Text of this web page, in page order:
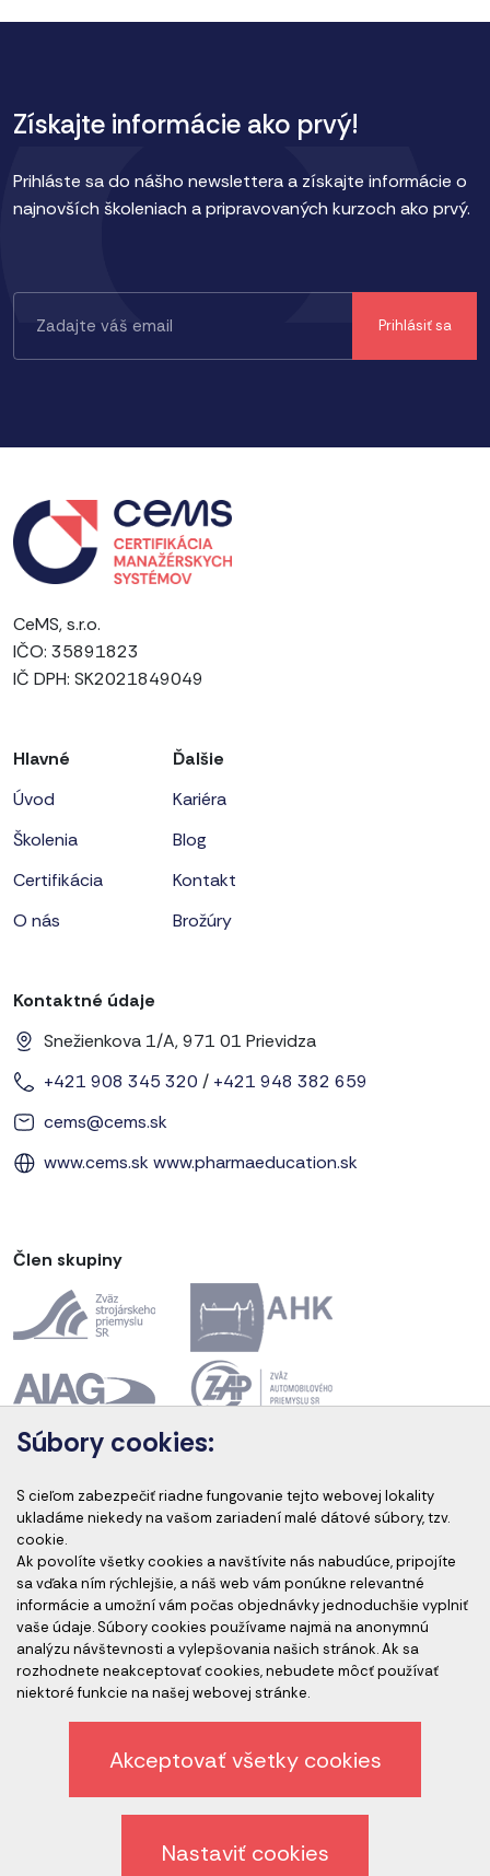
Získajte informácie ako prvý!
Prihláste sa do nášho newslettera a získajte informácie o
najnovších školeniach a pripravovaných kurzoch ako prvý.
CeMS, s.r.o.
IČO: 35891823
IČ DPH: SK2021849049
Hlavné
Úvod
Školenia
Certifikácia
O nás
Ďalšie
Kariéra
Blog
Kontakt
Brožúry
Kontaktné údaje
Snežienkova 1/A, 971 01 Prievidza
+421 908 345 320 / +421 948 382 659
cems@cems.sk
www.cems.skwww.pharmaeducation.sk
Člen skupiny
Akreditácia kurzov
Akreditovaní audítori
Etický kódex spoločnosti
Ochrana osobných údajov
Odhlásenie z newslettera
Súbory cookies:
S cieľom zabezpečiť riadne fungovanie tejto webovej lokality
ukladáme niekedy na vašom zariadení malé dátové súbory, tzv.
cookie.
Ak povolíte všetky cookies a navštívite nás nabudúce, pripojíte
sa vďaka ním rýchlejšie, a náš web vám ponúkne relevantné
informácie a umožní vám počas objednávky jednoduchšie vyplniť
vaše údaje. Súbory cookies používame najmä na anonymnú
analýzu návštevnosti a vylepšovania našich stránok. Ak sa
rozhodnete neakceptovať cookies, nebudete môcť používať
niektoré funkcie na našej webovej stránke.
Akceptovať všetky cookies
Nastaviť cookies